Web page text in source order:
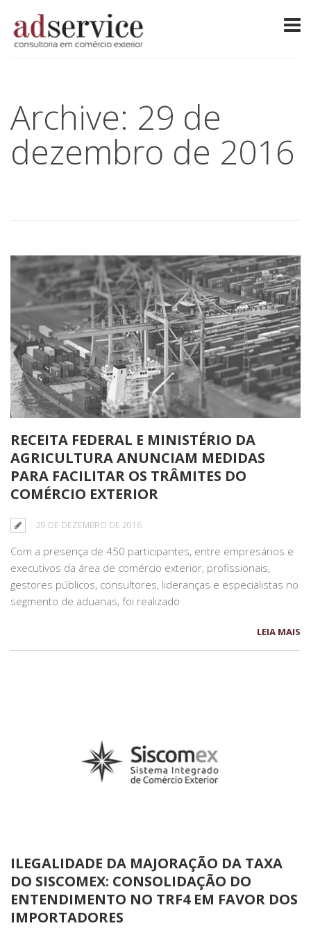
Archive: 29 de
dezembro de 2016
RECEITA FEDERAL E MINISTÉRIO DA
AGRICULTURA ANUNCIAM MEDIDAS
PARA FACILITAR OS TRÂMITES DO
COMÉRCIO EXTERIOR
29 DE DEZEMBRO DE 2016
Com a presença de 450 participantes, entre empresários e
executivos da área de comércio exterior, profissionais,
gestores públicos, consultores, lideranças e especialistas no
segmento de aduanas, foi realizado
LEIA MAIS
ILEGALIDADE DA MAJORAÇÃO DA TAXA
DO SISCOMEX: CONSOLIDAÇÃO DO
ENTENDIMENTO NO TRF4 EM FAVOR DOS
IMPORTADORES